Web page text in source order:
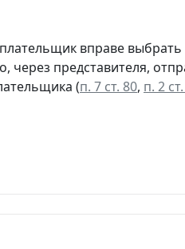
вправе
через представителя,
(п. 7 ст. 80, п. 2